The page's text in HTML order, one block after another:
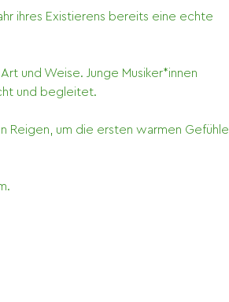
ihres Existierens bereits eine echte
und Weise. Junge Musiker*innen
und begleitet.
Reigen, um die ersten warmen Gefühle